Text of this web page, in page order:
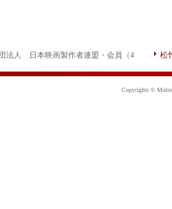
法人 日本映画製作者連盟・会員（4
松
Copyrights ©